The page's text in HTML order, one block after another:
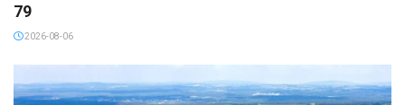
79
2026-08-06